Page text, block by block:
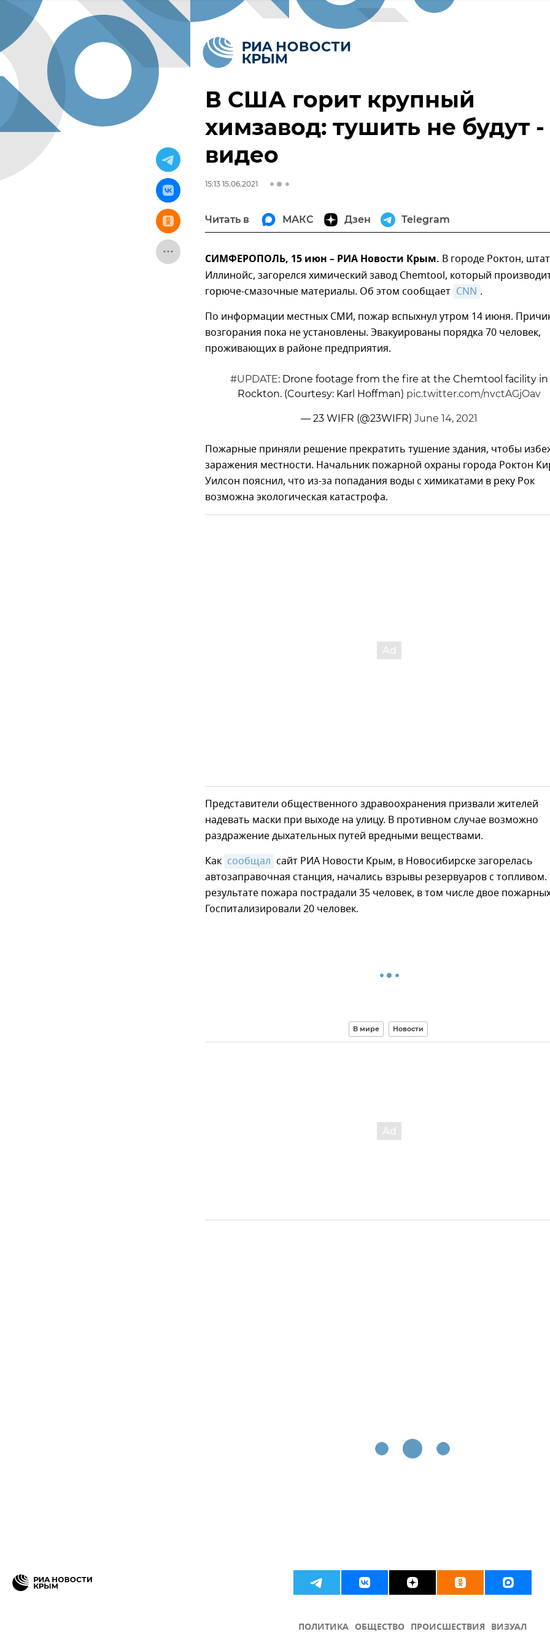
В США горит крупный
химзавод: тушить не будут -
видео
15:13 15.06.2021
Читать в МАКС Дзен Telegram
СИМФЕРОПОЛЬ, 15 июн – РИА Новости Крым. В городе Роктон, штат
Иллинойс, загорелся химический завод Chemtool, который
горюче-смазочные материалы. Об этом сообщает CNN .
По информации местных СМИ, пожар вспыхнул утром 14 июня.
возгорания пока не установлены. Эвакуированы порядка 70 человек,
проживающих в районе предприятия.
#UPDATE: Drone footage from the fire at the Chemtool facility in
Rockton. (Courtesy: Karl Hoffman) pic.twitter.com/nvctAGjOav
— 23 WIFR (@23WIFR) June 14, 2021
​Пожарные приняли решение прекратить тушение здания, чтобы
заражения местности. Начальник пожарной охраны города Роктон
Уилсон пояснил, что из-за попадания воды с химикатами в реку Рок
возможна экологическая катастрофа.
Представители общественного здравоохранения призвали жителей
надевать маски при выходе на улицу. В противном случае возможно
раздражение дыхательных путей вредными веществами.
Как сообщал сайт РИА Новости Крым, в Новосибирске загорелась
автозаправочная станция, начались взрывы резервуаров с топливом.
результате пожара пострадали 35 человек, в том числе двое
Госпитализировали 20 человек.
В мире Новости
ПОЛИТИКА ОБЩЕСТВО ПРОИСШЕСТВИЯ ВИЗУАЛ